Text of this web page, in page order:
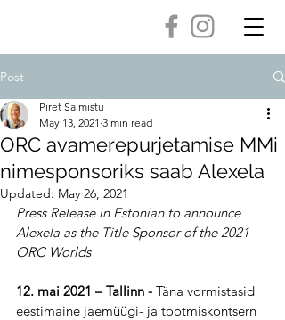
Post
ORC avamerepurjetamise MMi
nimesponsoriks saab Alexela
Piret Salmistu
May 13, 2021 3 min read
Updated: May 26, 2021
Press Release in Estonian to announce
Alexela as the Title Sponsor of the 2021
ORC Worlds
12. mai 2021 – Tallinn - Täna vormistasid
eestimaine jaemüügi- ja tootmiskontsern